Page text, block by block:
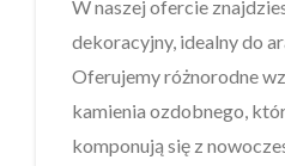
W naszej ofercie
dekoracyjny, idealny do
Oferujemy różnorodne
kamienia ozdobnego,
komponują się z